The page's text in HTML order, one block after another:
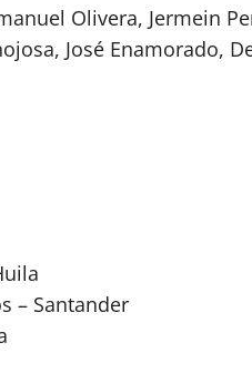
Olivera, Jermein
José Enamorado,
– Santander